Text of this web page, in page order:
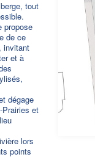
tout
propose
de ce
invitant
et à
dégage
et
lors
points